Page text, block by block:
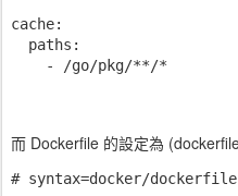
cache:
  paths:
    - /go/pkg/**/*
而 Dockerfile 的設定為
# syntax=docker/